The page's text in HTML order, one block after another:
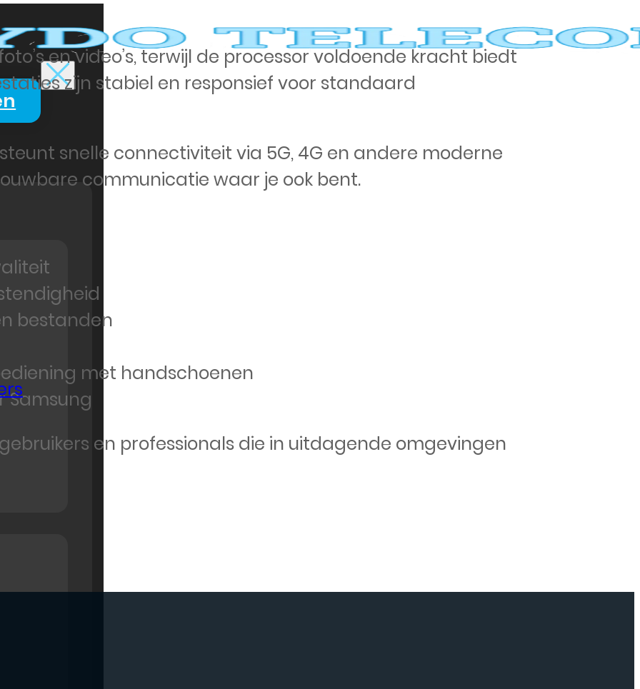
en video’s, terwijl de processor voldoende kracht biedt
zijn stabiel en responsief voor standaard
snelle connectiviteit via 5G, 4G en andere moderne
communicatie waar je ook bent.
bestanden
met handschoenen
Samsung
en professionals die in uitdagende omgevingen